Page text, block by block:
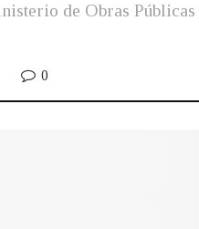
de Obras
0